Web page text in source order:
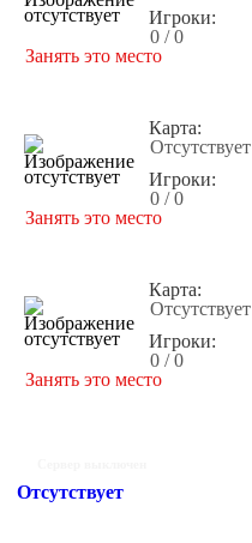
Игроки:
0 / 0
Занять это место
Карта:
Отсутствует
Игроки:
0 / 0
Занять это место
Карта:
Отсутствует
Игроки:
0 / 0
Занять это место
Отсутствует